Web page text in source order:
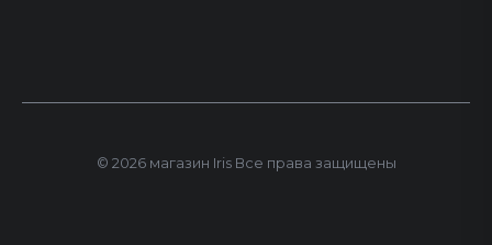
© 2026 магазин Iris Все права защищены